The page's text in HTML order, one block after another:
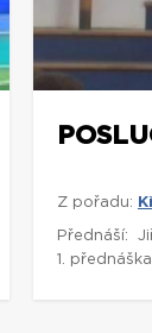
Z pořadu:
Přednáší:
1.